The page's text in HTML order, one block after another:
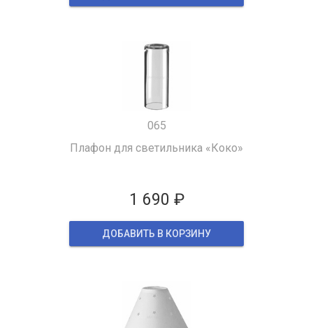
065
Плафон для светильника «Коко»
1 690 ₽
ДОБАВИТЬ В КОРЗИНУ